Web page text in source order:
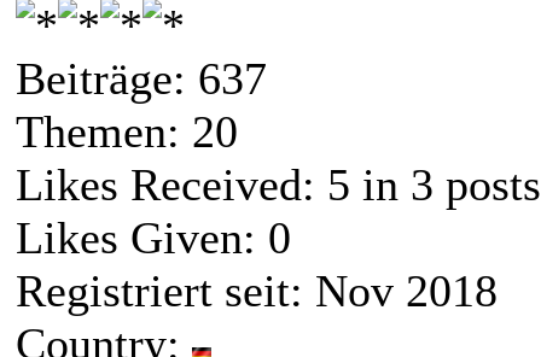
Beiträge: 637
Themen: 20
Likes Received: 5 in 3 posts
Likes Given: 0
Registriert seit: Nov 2018
Country: